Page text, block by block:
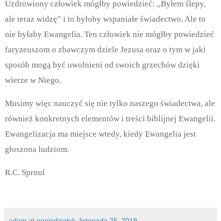
Uzdrowiony człowiek mógłby powiedzieć: „Byłem ślepy,
ale teraz widzę” i to byłoby wspaniałe świadectwo. Ale to
nie byłaby Ewangelia. Ten człowiek nie mógłby powiedzieć
faryzeuszom o zbawczym dziele Jezusa oraz o tym w jaki
sposób mogą być uwolnieni od swoich grzechów dzięki
wierze w Niego.
Musimy więc nauczyć się nie tylko naszego świadectwa, ale
również konkretnych elementów i treści biblijnej Ewangelii.
Ewangelizacja ma miejsce wtedy, kiedy Ewangelia jest
głoszona ludziom.
R.C. Sproul